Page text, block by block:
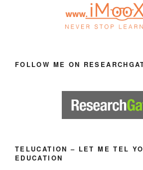
FOLLOW ME ON
TELUCATION – LET ME TEL
EDUCATION